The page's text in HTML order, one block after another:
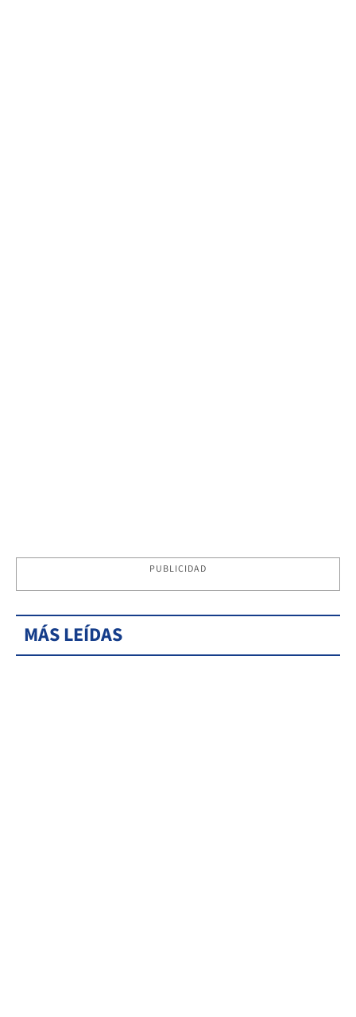
PUBLICIDAD
MÁS LEÍDAS